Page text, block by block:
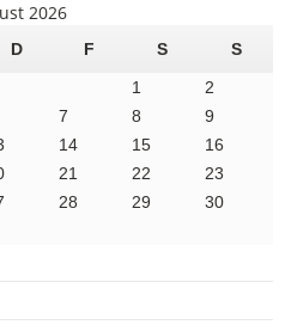
2026
D F S
S
1
2
7 8
9
14 15
16
21 22
23
28 29
30